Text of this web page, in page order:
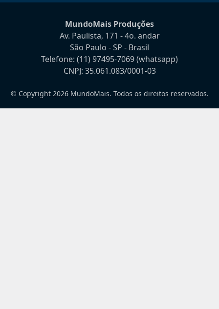
MundoMais Produções
Av. Paulista, 171 - 4o. andar
São Paulo - SP - Brasil
Telefone: (11) 97495-7069(whatsapp)
CNPJ: 35.061.083/0001-03
© Copyright 2026 MundoMais. Todos os direitos reservados.